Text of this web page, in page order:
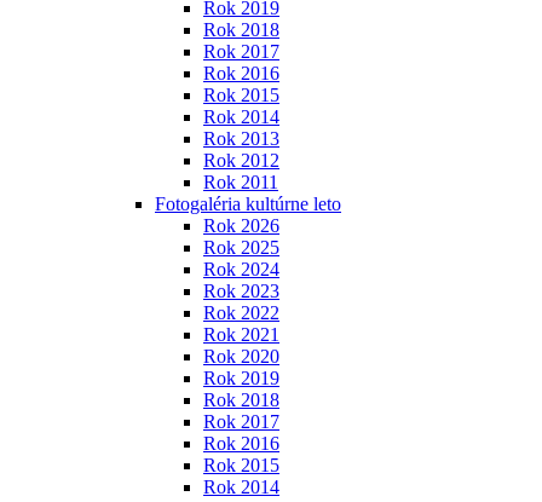
Rok 2019
Rok 2018
Rok 2017
Rok 2016
Rok 2015
Rok 2014
Rok 2013
Rok 2012
Rok 2011
Fotogaléria kultúrne leto
Rok 2026
Rok 2025
Rok 2024
Rok 2023
Rok 2022
Rok 2021
Rok 2020
Rok 2019
Rok 2018
Rok 2017
Rok 2016
Rok 2015
Rok 2014